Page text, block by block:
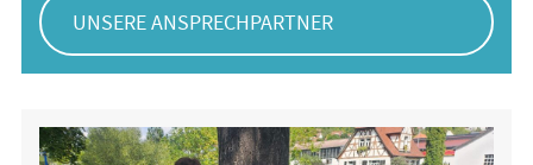
UNSERE ANSPRECHPARTNER